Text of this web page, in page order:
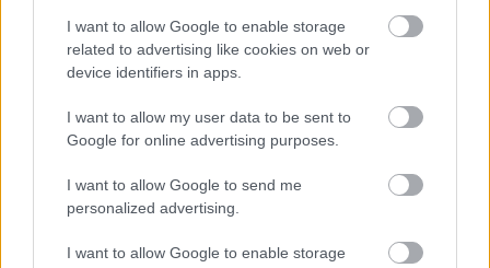
I want to allow Google to enable storage
related to advertising like cookies on web or
device identifiers in apps.
I want to allow my user data to be sent to
Google for online advertising purposes.
I want to allow Google to send me
personalized advertising.
I want to allow Google to enable storage
συνυπάρχουν από βιομηχανικό σχέδιο μέχρι τον
σχεδιασμό κοσμήματος. «Είναι πολύ διαφορετικές
ειδικότητες μεταξύ τους, κι ίσως αυτό δείχνει πως
δεν υπάρχει σαφής εικόνα για το design», μας
Μία πιο σαφή εθνική εικόνα ωστόσο, επιδιώκει να
Εμπορίου(ΟΠΕ), που «ανέβασε» πρόσφατα στον